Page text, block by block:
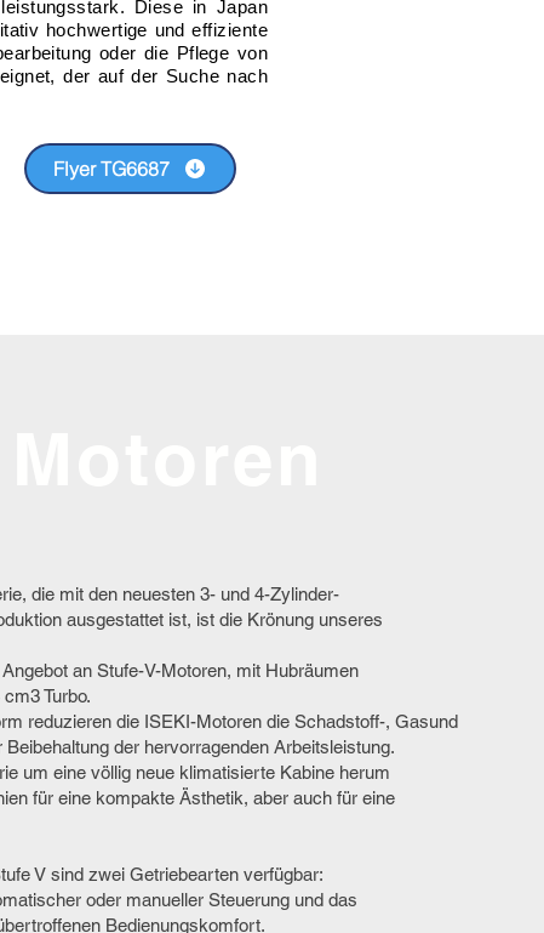
Diese in Japan
hochwertige und effiziente
oder die Pflege von
der auf der Suche nach
Flyer TG6687
die mit den neuesten 3- und 4-Zylinder-
ausgestattet ist, ist die Krönung unseres
an Stufe-V-Motoren, mit Hubräumen
Turbo.
reduzieren die ISEKI-Motoren die Schadstoff-, Gasund
der hervorragenden Arbeitsleistung.
um eine völlig neue klimatisierte Kabine herum
für eine kompakte Ästhetik, aber auch für eine
V sind zwei Getriebearten verfügbar:
oder manueller Steuerung und das
Bedienungskomfort.